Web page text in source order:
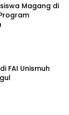
Magang di
FAI Unismuh